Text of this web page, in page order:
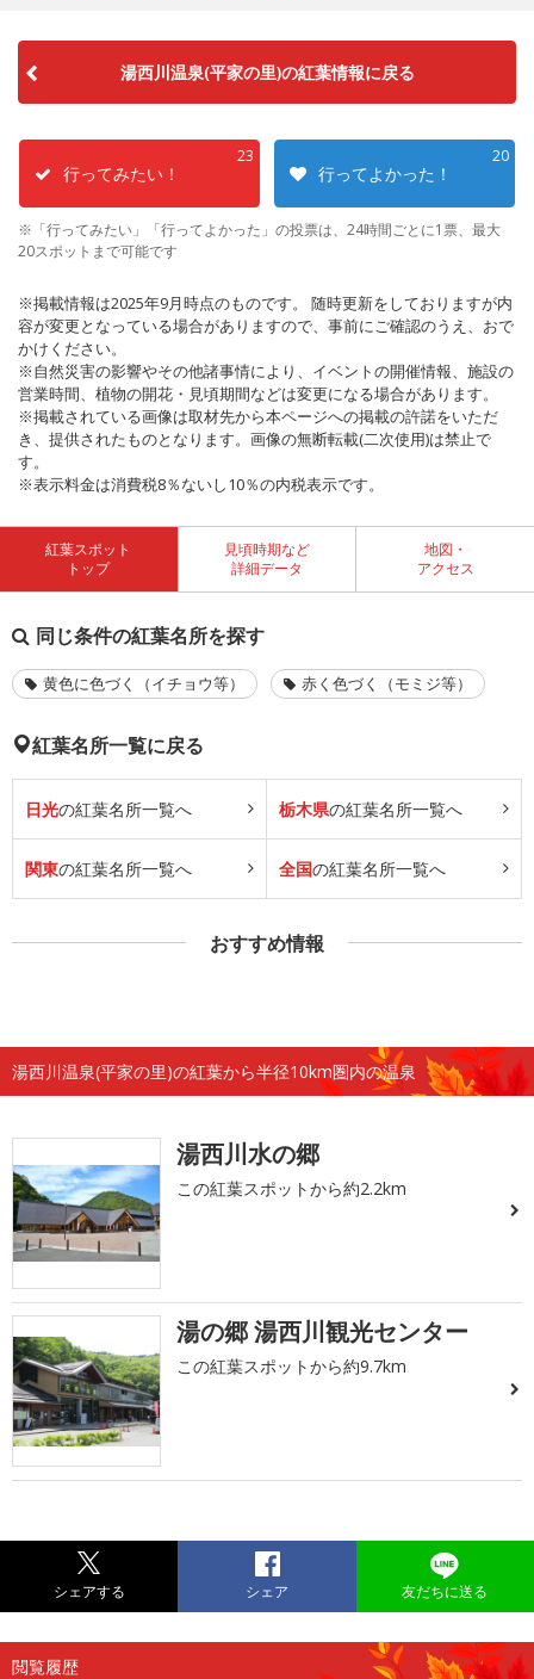
湯西川温泉(平家の里)の紅葉情報に戻る
23
行ってみたい！
20
行ってよかった！
※「行ってみたい」「行ってよかった」の投票は、24時間ごとに1票、最大
20スポットまで可能です
※掲載情報は2025年9月時点のものです。 随時更新をしておりますが内
容が変更となっている場合がありますので、事前にご確認のうえ、おで
かけください。
※自然災害の影響やその他諸事情により、イベントの開催情報、施設の
営業時間、植物の開花・見頃期間などは変更になる場合があります。
※掲載されている画像は取材先から本ページへの掲載の許諾をいただ
き、提供されたものとなります。画像の無断転載(二次使用)は禁止で
す。
※表示料金は消費税8％ないし10％の内税表示です。
紅葉スポット
トップ
見頃時期など
詳細データ
地図・
アクセス
同じ条件の紅葉名所を探す
黄色に色づく（イチョウ等） 赤く色づく（モミジ等）
紅葉名所一覧に戻る
日光の紅葉名所一覧へ 栃木県の紅葉名所一覧へ
関東の紅葉名所一覧へ 全国の紅葉名所一覧へ
おすすめ情報
湯西川温泉(平家の里)の紅葉から半径10km圏内の温泉
湯西川水の郷
この紅葉スポットから約2.2km
湯の郷 湯西川観光センター
この紅葉スポットから約9.7km
シェアする シェア 友だちに送る
閲覧履歴